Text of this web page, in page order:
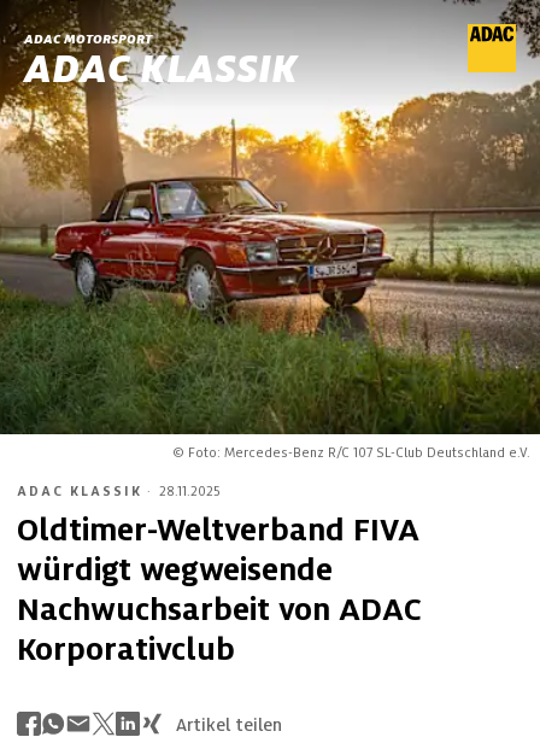
ADAC MOTORSPORT
ADAC KLASSIK
© Foto: Mercedes-Benz R/C 107 SL-Club Deutschland e.V.
ADAC KLASSIK · 28.11.2025
Oldtimer-Weltverband FIVA
würdigt wegweisende
Nachwuchsarbeit von ADAC
Korporativclub
Artikel teilen